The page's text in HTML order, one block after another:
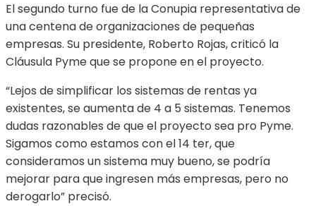
El segundo turno fue de la Conupia representativa de
una centena de organizaciones de pequeñas
empresas. Su presidente, Roberto Rojas, criticó la
Cláusula Pyme que se propone en el proyecto.
“Lejos de simplificar los sistemas de rentas ya
existentes, se aumenta de 4 a 5 sistemas. Tenemos
dudas razonables de que el proyecto sea pro Pyme.
Sigamos como estamos con el 14 ter, que
consideramos un sistema muy bueno, se podría
mejorar para que ingresen más empresas, pero no
derogarlo” precisó.